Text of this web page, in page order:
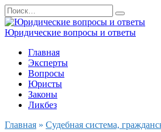
Перейти
к
содержанию
Search
for:
Юридические вопросы и ответы
Главная
Эксперты
Вопросы
Юристы
Законы
Ликбез
Главная » Судебная система,